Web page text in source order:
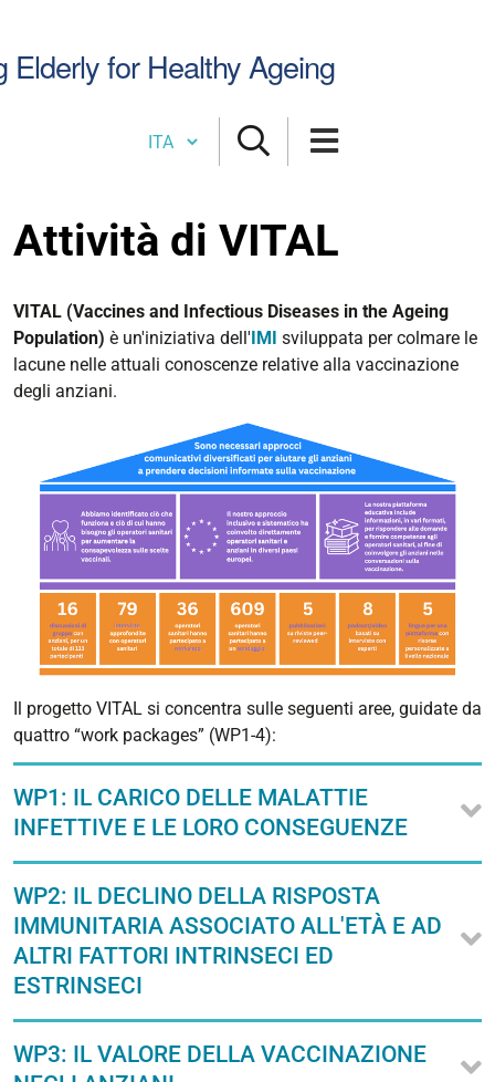
Elderly for Healthy Ageing
nel
Cambia lingua
Attività di VITAL
VITAL (Vaccines and Infectious Diseases in the Ageing
Population) è un'iniziativa dell'IMI sviluppata per colmare le
lacune nelle attuali conoscenze relative alla vaccinazione
degli anziani.
Il progetto VITAL si concentra sulle seguenti aree, guidate da
quattro “work packages” (WP1-4):
WP1: IL CARICO DELLE MALATTIE
INFETTIVE E LE LORO CONSEGUENZE
WP2: IL DECLINO DELLA RISPOSTA
IMMUNITARIA ASSOCIATO ALL'ETÀ E AD
ALTRI FATTORI INTRINSECI ED
ESTRINSECI
WP3: IL VALORE DELLA VACCINAZIONE